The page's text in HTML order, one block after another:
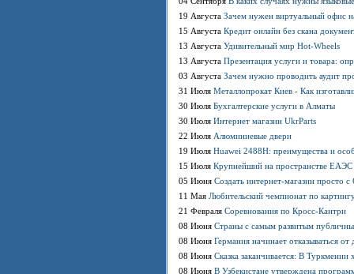
19 Августа Зачем нужен виртуальный офис
15 Августа Кредит онлайн без скана
13 Августа Удивительный мир Hot-Wheels
13 Августа Презентация услуги и товара:
03 Августа Зачем нужно проводить аудит
31 Июля Металлопрокат Киев - Как
30 Июля Бухгалтерские услуги в Алматы
30 Июля Интернет магазин UkrParts
22 Июля Алюминиевые двери
19 Июля Huawei 2488H: преимущества и
15 Июля Крупнейший на пространстве ЕАЭС
05 Июня Создать интернет-магазин просто с
11 Мая Любительский чемпионат по
21 Февраля Соревнования по Кросс-Кантри
08 Июня Страны с самым развитым
08 Июня Германия начинает отказываться от
08 Июня Сказка заканчивается: В Туркмении
08 Июня В Узбекистане утверждена